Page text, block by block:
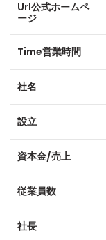
Url公式ホームペ
ージ
Time営業時間
社名
設立
資本金/売上
従業員数
社長